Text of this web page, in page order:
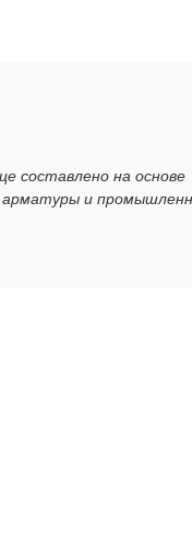
составлено на основе
арматуры и